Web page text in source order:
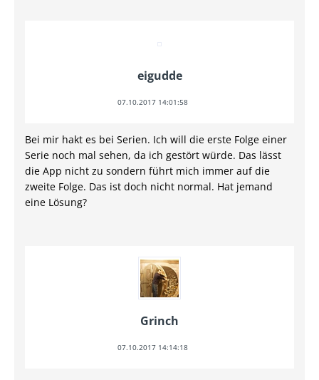
eigudde
07.10.2017 14:01:58
Bei mir hakt es bei Serien. Ich will die erste Folge einer
Serie noch mal sehen, da ich gestört würde. Das lässt
die App nicht zu sondern führt mich immer auf die
zweite Folge. Das ist doch nicht normal. Hat jemand
eine Lösung?
Grinch
07.10.2017 14:14:18